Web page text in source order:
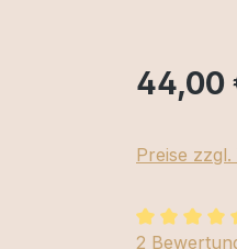
44,00
Preise
2